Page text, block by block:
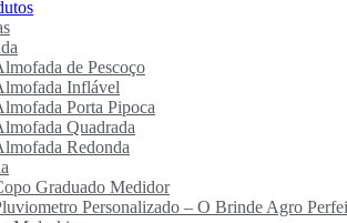
de Pescoço
Inflável
Porta Pipoca
Quadrada
Redonda
Graduado Medidor
Personalizado – O Brinde Agro